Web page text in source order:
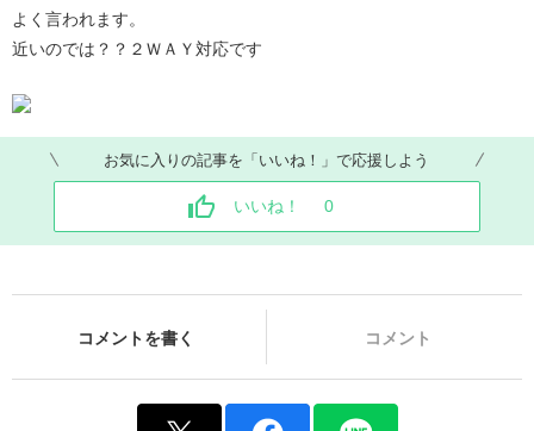
よく言われます。
近いのでは？？２ＷＡＹ対応です
お気に入りの記事を「いいね！」で応援しよう
いいね！ 0
コメントを書く コメント